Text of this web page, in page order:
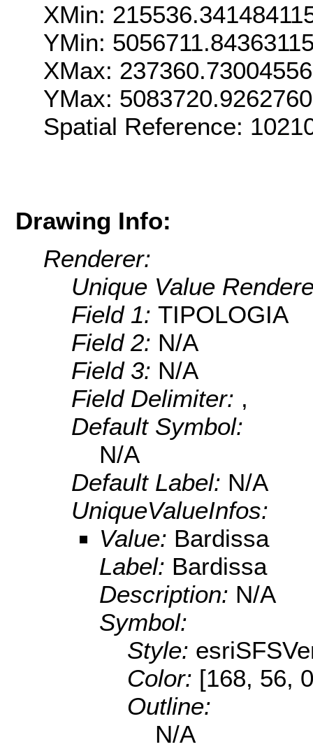
XMin:
YMin:
XMax:
YMax:
Spatial Reference:
Drawing Info:
Renderer:
Unique Value
Field 1: TIPOLOGIA
Field 2: N/A
Field 3: N/A
Field Delimiter: ,
Default Symbol:
N/A
Default Label: N/A
UniqueValueInfos:
Value: Bardissa
Label: Bardissa
Description: N/A
Symbol:
Style:
Color: [168, 56,
Outline:
N/A